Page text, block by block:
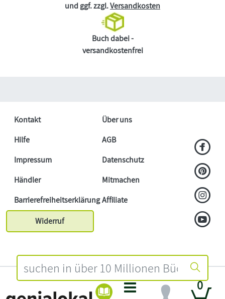
0
und ggf. zzgl.Versandkosten
Buch dabei -
versandkostenfrei
Kontakt
Über uns
Hilfe
AGB
Impressum
Datenschutz
Händler
Mitmachen
BarrierefreiheitserklärungAffiliate
Widerruf